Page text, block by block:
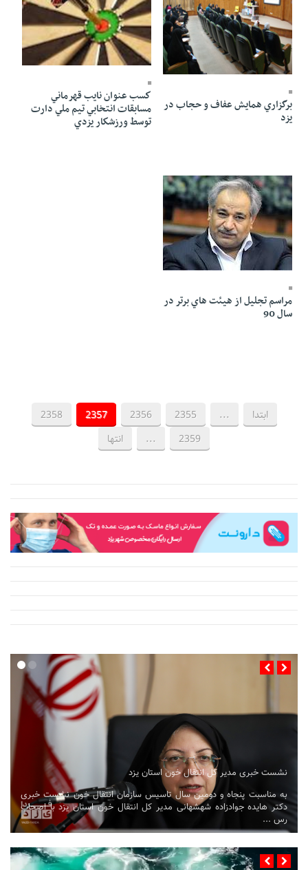
25 Ordibehesht 1391 - 02:53
برگزاري همايش عفاف و حجاب در
يزد
25 Ordibehesht 1391 - 02:53
كسب عنوان نايب قهرماني
مسابقات انتخابي تيم ملي دارت
توسط ورزشكار يزدي
25 Ordibehesht 1391 - 02:52
مراسم تجليل از هيئت هاي برتر در
سال 90
ابتدا ...
2355
2356
2357
2358
2359
... انتها
نشست خبری مدیر کل انتقال خون استان یزد
به مناسبت پنجاه و دومین سال تاسیس سازمان انتقال خون نشست خبری
دکتر هایده جوادزاده شهشهانی مدیر کل انتقال خون استان یزد با اصحاب
رس ...